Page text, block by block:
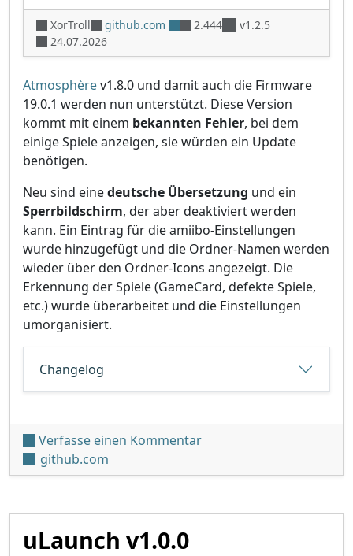
XorTroll github.com 2.444
v1.2.5
24.07.2026
Atmosphèrev1.8.0 und damit auch die Firmware
19.0.1 werden nun unterstützt. Diese Version
kommt mit einem bekannten Fehler, bei dem
einige Spiele anzeigen, sie würden ein Update
benötigen.
Neu sind einedeutsche Übersetzung und ein
Sperrbildschirm, der aber deaktiviert werden
kann. Ein Eintrag für die amiibo-Einstellungen
wurde hinzugefügt und die Ordner-Namen werden
wieder über den Ordner-Icons angezeigt. Die
Erkennung der Spiele (GameCard, defekte Spiele,
etc.) wurde überarbeitet und die Einstellungen
umorganisiert.
Changelog
Verfasse einen Kommentarunter 'uLaunch v1.1.0'
github.com
uLaunch v1.0.0